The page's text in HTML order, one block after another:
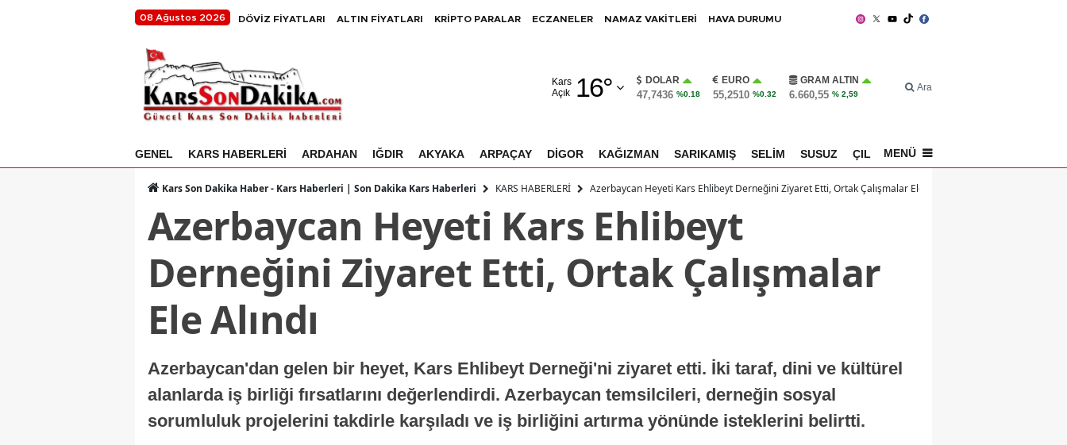
08 Ağustos 2026 DÖVİZ FİYATLARI ALTIN FİYATLARI KRİPTO PARALAR ECZANELER NAMAZ VAKİTLERİ HAVA DURUMU
Kars
Açık
16°
Adıyaman
Ankara
Antalya
Artvin
Bilecik
Bingöl
DOLAR
47,7436 %0.18
EURO
55,2510 %0.32
GRAM ALTIN
6.660,55 % 2,59
Ara
GENEL KARS HABERLERİ ARDAHAN IĞDIR AKYAKA ARPAÇAY DİGOR KAĞIZMAN SARIKAMIŞ SELİM SUSUZ ÇILDIR SPOR
MENÜ
Kars Son Dakika Haber - Kars Haberleri | Son Dakika Kars Haberleri KARS HABERLERİ Azerbaycan Heyeti Kars Ehlibeyt Derneğini Ziyaret Etti, Ortak Çalışmalar Ele Alındı
Azerbaycan Heyeti Kars Ehlibeyt
Derneğini Ziyaret Etti, Ortak Çalışmalar
Ele Alındı
Azerbaycan'dan gelen bir heyet, Kars Ehlibeyt Derneği'ni ziyaret etti. İki taraf, dini ve kültürel
alanlarda iş birliği fırsatlarını değerlendirdi. Azerbaycan temsilcileri, derneğin sosyal
sorumluluk projelerini takdirle karşıladı ve iş birliğini artırma yönünde isteklerini belirtti.